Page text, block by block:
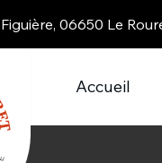
06650 Le
Accueil